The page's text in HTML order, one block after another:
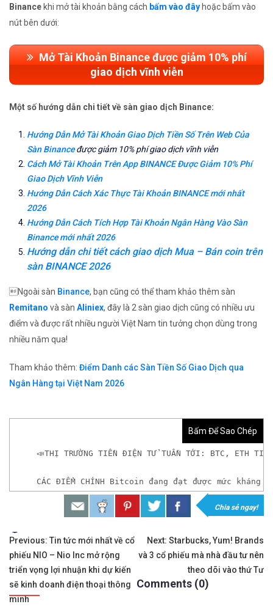
Binance khi mở tài khoản bằng cách bấm vào đây hoặc bấm vào
nút bên dưới:
Mở Tài Khoản Binance được giảm 10% phí
giao dịch vĩnh viễn
Một số hướng dẫn chi tiết về sàn giao dịch Binance:
Hướng Dẫn Mở Tài Khoản Giao Dịch Tiền Số Trên Web Của
Sàn Binanceđược giảm 10% phí giao dịch vĩnh viễn
Cách Mở Tài Khoản Trên App BINANCE Được Giảm 10% Phí
Giao Dịch Vĩnh Viễn
Hướng Dẫn Cách Xác Thực Tài Khoản BINANCE mới nhất
2026
Hướng Dẫn Cách Tích Hợp Tài Khoản Ngân Hàng Vào Sàn
Binance mới nhất 2026
Hướng dẫn chi tiết cách giao dịch Mua – Bán coin trên
sàn BINANCE 2026
Ngoài sàn Binance, bạn cũng có thể tham khảo thêm sàn
Remitano và sàn Aliniex, đây là 2 sàn giao dịch cũng có nhiều ưu
điểm và được rất nhiều người Việt Nam tin tưởng chọn dùng trong
nhiều năm qua!
Tham khảo thêm: Điểm Danh các Sàn Tiền Số Giao Dịch qua
Ngân Hàng tại Việt Nam 2026
Bấm Để Sao Chép
📣THỊ TRƯỜNG TIỀN ĐIỆN TỬ TUẦN TỚI: BTC, ETH TIẾP
CÁC ĐIỂM CHÍNH Bitcoin đang đạt được mức
𝘟𝘦𝘮 𝘤𝘩𝘪 𝘵𝘪ế𝘵: https://chungkhoanforex.com/
✨🏆𝐀𝐧 𝐭â𝐦 𝐦ở 𝐭à𝐢 𝐤𝐡𝐨ả𝐧 𝐠𝐢𝐚𝐨 𝐝ị𝐜𝐡 𝐁𝐢𝐭𝐜𝐨𝐢𝐧 𝐯à 𝐧𝐡𝐢ề𝐮 𝐥𝐨ạ𝐢
👉𝘔ở 𝘵à𝘪 𝘬𝘩𝘰ả𝘯 𝘵𝘳ê𝘯 𝘴à𝘯 𝘉𝘪𝘯𝘢𝘯𝘤𝘦 𝘯ổ𝘪 𝘵𝘪ế𝘯𝘨:
✅Xem cách mở tài khoản trên sàn Binance được
Chia sẻ ngay!
Tags:
Điều
hướng
bài
Previous: Tin tức mới nhất về cổ
phiếu NIO – Nio Inc mở rộng
triển vọng lợi nhuận khi dự kiến
sẽ kinh doanh điện thoại thông
minh
Next: Starbucks, Yum! Brands
và 3 cổ phiếu mà nhà đầu tư nên
theo dõi vào thứ Tư
Comments (0)